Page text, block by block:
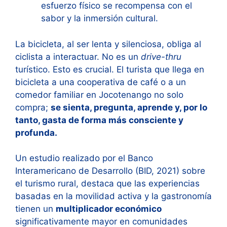
esfuerzo físico se recompensa con el
sabor y la inmersión cultural.
La bicicleta, al ser lenta y silenciosa, obliga al
ciclista a interactuar. No es un drive-thru
turístico. Esto es crucial. El turista que llega en
bicicleta a una cooperativa de café o a un
comedor familiar en Jocotenango no solo
compra; se sienta, pregunta, aprende y, por lo
tanto, gasta de forma más consciente y
profunda.
Un estudio realizado por el Banco
Interamericano de Desarrollo (BID, 2021) sobre
el turismo rural, destaca que las experiencias
basadas en la movilidad activa y la gastronomía
tienen un multiplicador económico
significativamente mayor en comunidades